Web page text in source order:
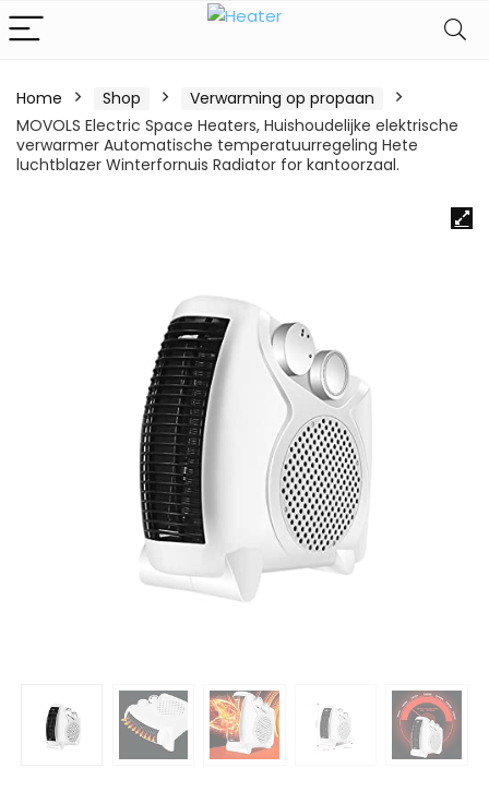
Home Shop
Verwarming op propaan
MOVOLS Electric Space Heaters, Huishoudelijke elektrische
verwarmer Automatische temperatuurregeling Hete
luchtblazer Winterfornuis Radiator for kantoorzaal.